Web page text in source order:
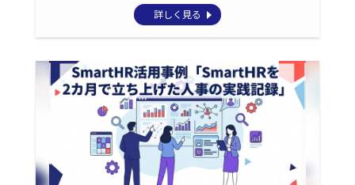
詳しく見る